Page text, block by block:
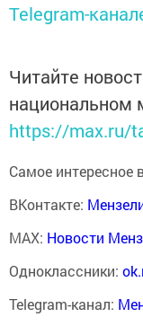
Telegram-
Читайте
национальном
https://max.ru/
Самое интересное
ВКонтакте:
MAX: Новости
Одноклассники:
Telegram-канал: